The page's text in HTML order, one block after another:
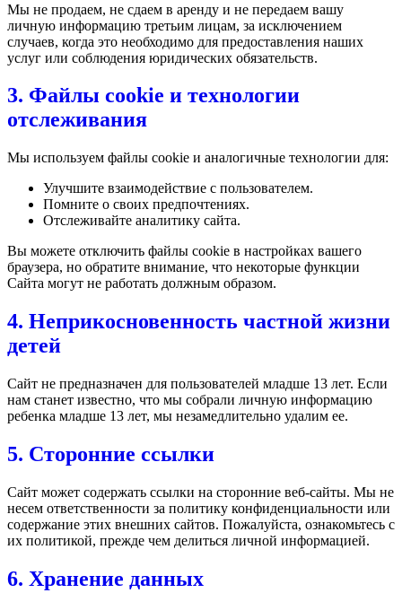
Мы не продаем, не сдаем в аренду и не передаем вашу
личную информацию третьим лицам, за исключением
случаев, когда это необходимо для предоставления наших
услуг или соблюдения юридических обязательств.
3. Файлы cookie и технологии
отслеживания
Мы используем файлы cookie и аналогичные технологии для:
Улучшите взаимодействие с пользователем.
Помните о своих предпочтениях.
Отслеживайте аналитику сайта.
Вы можете отключить файлы cookie в настройках вашего
браузера, но обратите внимание, что некоторые функции
Сайта могут не работать должным образом.
4. Неприкосновенность частной жизни
детей
Сайт не предназначен для пользователей младше 13 лет. Если
нам станет известно, что мы собрали личную информацию
ребенка младше 13 лет, мы незамедлительно удалим ее.
5. Сторонние ссылки
Сайт может содержать ссылки на сторонние веб-сайты. Мы не
несем ответственности за политику конфиденциальности или
содержание этих внешних сайтов. Пожалуйста, ознакомьтесь с
их политикой, прежде чем делиться личной информацией.
6. Хранение данных